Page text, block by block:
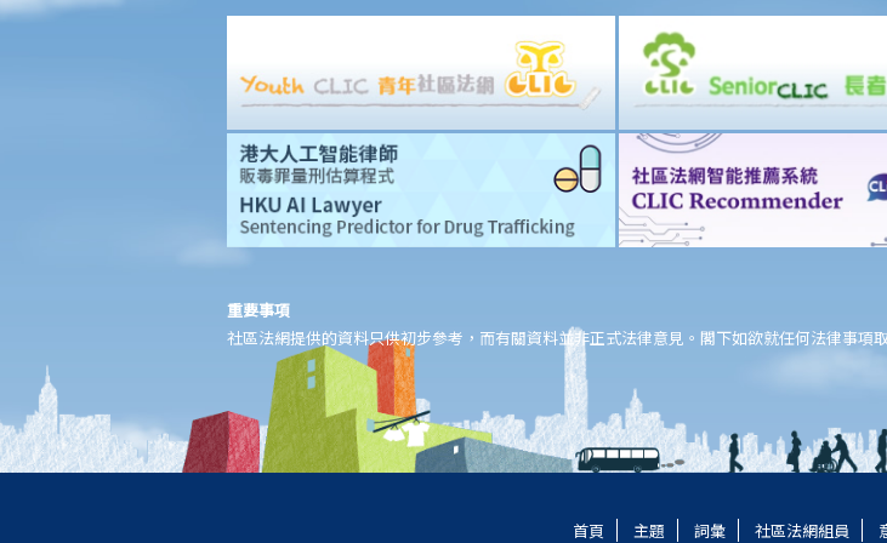
我在工作時因遇到意外而受傷及導致傷殘，我或我的家人可獲哪些
除上述的賠償外，我可否就工傷而獲得其他賠償（例如醫藥費）？
僱主向勞工處報告與工作有關的意外之時限是多久？
僱員可否向勞工處報告與工作有關的意外？
若然我不能與僱主和平地解決工傷賠償問題，將案件呈交法院的時
若然我對條例所給予的補償感到不滿，或者我認為僱主忽略了應有
的安全措施，我可否進一步提出申索？
保險
重要事項
社區法網提供的資料只供初步參考，而有關資料並非正式法律意見。閣下如欲就任何法律事項
首頁 主題 詞彙 社區法網組員